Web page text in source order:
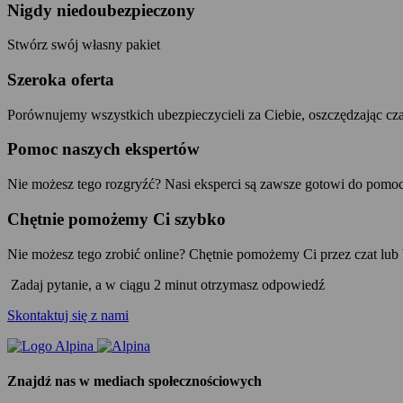
Nigdy niedoubezpieczony
Stwórz swój własny pakiet
Szeroka oferta
Porównujemy wszystkich ubezpieczycieli za Ciebie, oszczędzając
Pomoc naszych ekspertów
Nie możesz tego rozgryźć? Nasi eksperci są zawsze gotowi do
Chętnie pomożemy Ci szybko
Nie możesz tego zrobić online? Chętnie pomożemy Ci przez czat
Zadaj pytanie, a w ciągu 2 minut otrzymasz odpowiedź
Skontaktuj się z nami
Znajdź nas w mediach społecznościowych